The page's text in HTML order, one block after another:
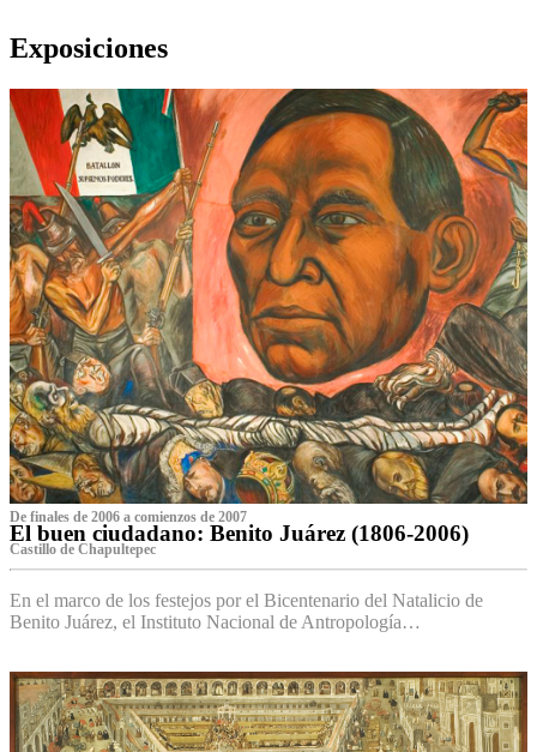
Exposiciones
De finales de 2006 a comienzos de 2007
El buen ciudadano: Benito Juárez (1806-2006)
Castillo de Chapultepec
En el marco de los festejos por el Bicentenario del Natalicio de
Benito Juárez, el Instituto Nacional de Antropología…